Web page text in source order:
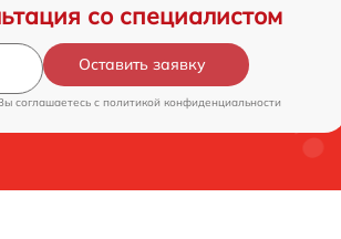
со специалистом
Оставить заявку
соглашаетесь c политикой конфиденциальности